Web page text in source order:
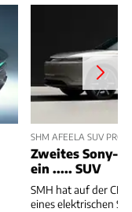
SHM AFEELA SUV
Zweites Sony-
ein ..... SUV
SMH hat auf der
eines elektrischen